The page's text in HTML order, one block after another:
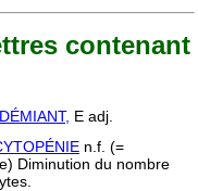
contenant
E adj.
n.f. (=
Diminution du nombre